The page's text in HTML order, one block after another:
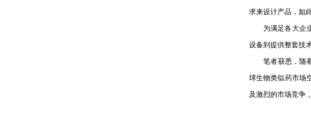
求来设计产品，如
为满足各大企业
设备到提供整套技
笔者获悉，随着
球生物类似药市场
及激烈的市场竞争